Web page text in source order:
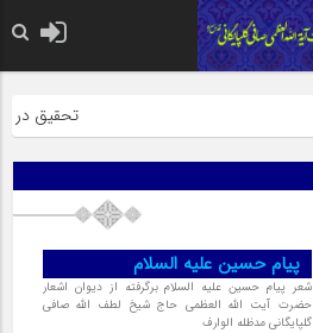
تحقیق در
پیام حسین علیه السلام
شعر پیام حسین علیه السلام برگرفته از دیوان اشعار
حضرت آیت‌ اللّه العظمی حاج شیخ لطف‌ اللّه صافی
گلپایگانی مدظله‌ الوارف